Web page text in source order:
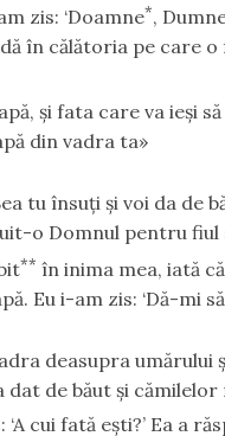
zis: ‘Doamne*,
în călătoria pe care o
şi fata care va ieşi
din vadra ta»
tu însuţi şi voi da de
o Domnul pentru fiul
** în inima mea, iată
Eu i-am zis: ‘Dă-mi
deasupra umărului
dat de băut şi cămilelor
cui fată eşti?’ Ea a